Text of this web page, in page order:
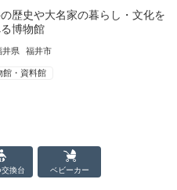
歴史や大名家の暮らし・文化を
博物館
井県 福井市
館・資料館
交換台 ベビーカー